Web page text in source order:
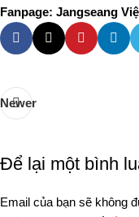
Fanpage: Jangseang
Newer
Để lại một bình
Email của bạn sẽ không